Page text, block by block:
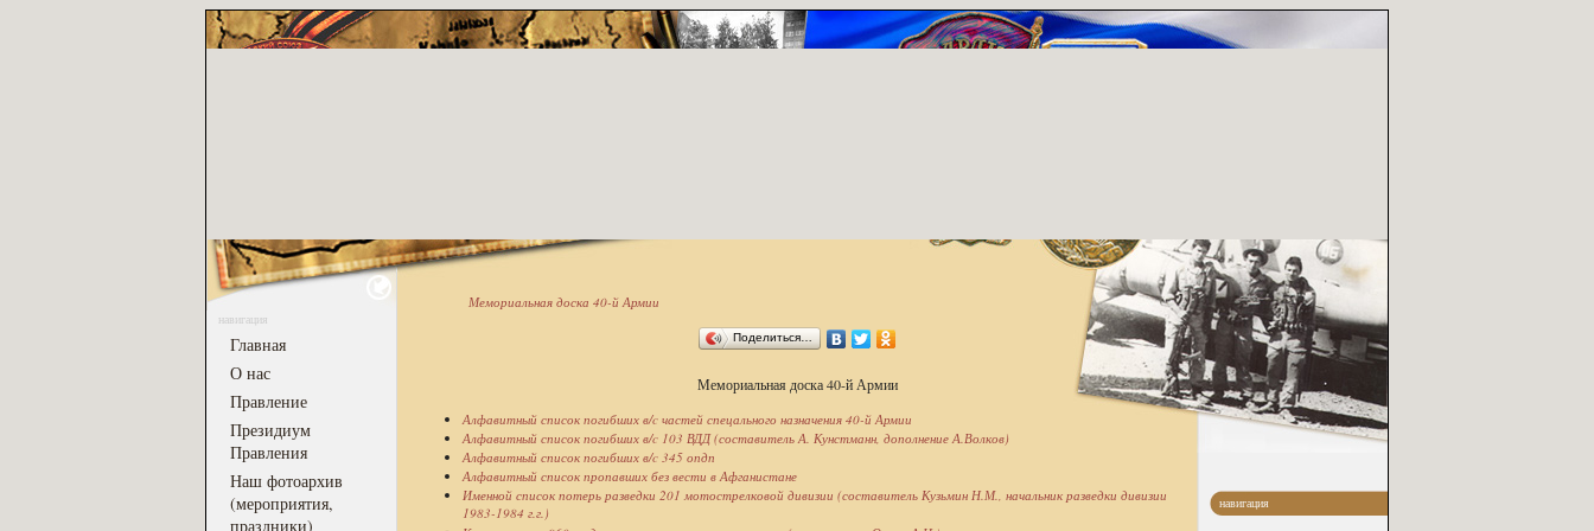
Мемориальная доска 40-й Армии
навигация
Главная
О нас
Правление
Президиум
Правления
Наш фотоархив
(мероприятия,
праздники)
Поделиться…
Мемориальная доска 40-й Армии
Алфавитный список погибших в/c частей спецального назначения 40-й Армии
Алфавитный список погибших в/c 103 ВДД (составитель А. Кунстманн, дополнение А.Волков)
Алфавитный список погибших в/c 345 опдп
Алфавитный список пропавших без вести в Афганистане
Именной список потерь разведки 201 мотострелковой дивизии (составитель Кузьмин Н.М., начальник разведки дивизии
1983-1984 г.г.)
навигация